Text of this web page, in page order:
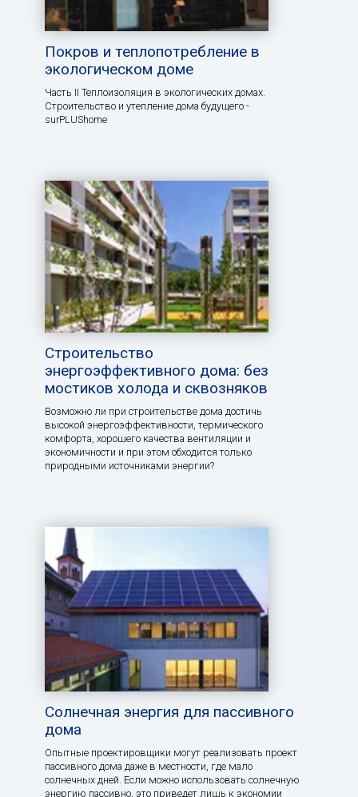
Покров и теплопотребление в
экологическом доме
Часть II Теплоизоляция в экологических домах.
Строительство и утепление дома будущего -
surPLUShome
Строительство
энергоэффективного дома: без
мостиков холода и сквозняков
Возможно ли при строительстве дома достичь
высокой энергоэффективности, термического
комфорта, хорошего качества вентиляции и
экономичности и при этом обходится только
природными источниками энергии?
Солнечная энергия для пассивного
дома
Опытные проектировщики могут реализовать проект
пассивного дома даже в местности, где мало
солнечных дней. Если можно использовать солнечную
энергию пассивно, это приведет лишь к экономии